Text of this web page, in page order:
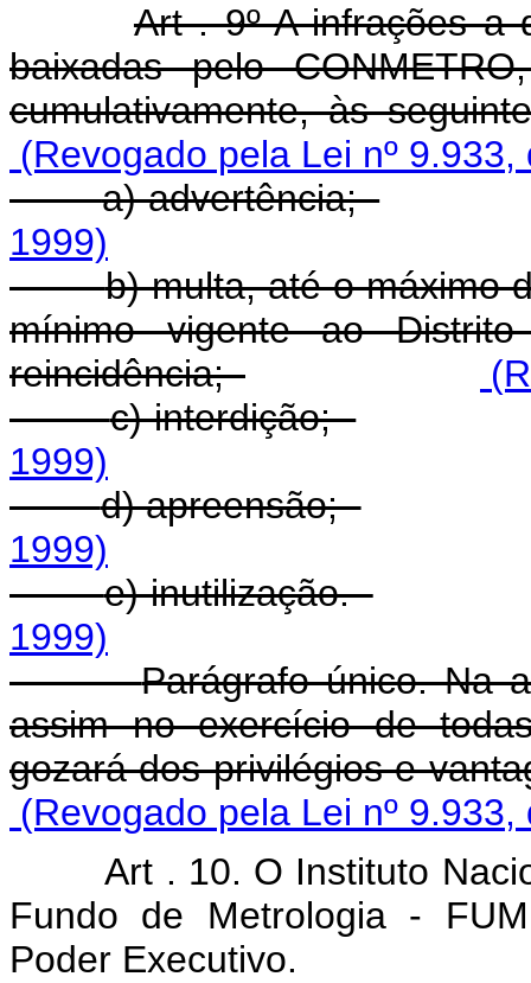
Art . 9º A infrações a
baixadas pelo
cumulativamente, às
(Revogado pela Lei nº 9.933,
a) advertência;
1999)
b) multa, até o máximo
mínimo vigente ao
reincidência;
c) interdição;
1999)
d) apreensão;
1999)
e) inutilização.
1999)
Parágrafo único. Na
assim no exercício de
gozará dos privilégios e
(Revogado pela Lei nº 9.933,
Art . 10. O Instituto
Fundo de Metrologia -
Poder Executivo.